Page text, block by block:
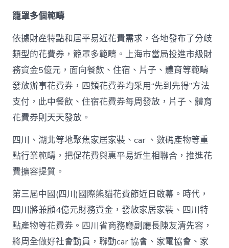
真
金
查
包
養
網
站
白
滅
花
費
_
中
國
網〉
中
籠罩多個範疇
依據財產特點和居平易近花費需求，各地發布了分歧
類型的花費券，籠罩多範疇。上海市當局投進市級財
務資金5億元，面向餐飲、住宿、片子、體育等範疇
發放辦事花費券，四類花費券均采用“先到先得”方法
支付，此中餐飲、住宿花費券每周發放，片子、體育
花費券則天天發放。
四川、湖北等地聚焦家居家裝、car 、數碼產物等重
點行業範疇，把促花費與惠平易近生相聯合，推進花
費擴容提質。
第三屆中國(四川)國際熊貓花費節近日啟幕。時代，
四川將兼顧4億元財務資金，發放家居家裝、四川特
點產物等花費券。四川省商務廳副廳長陳友清先容，
將周全做好社會動員，聯動car 協會、家電協會、家